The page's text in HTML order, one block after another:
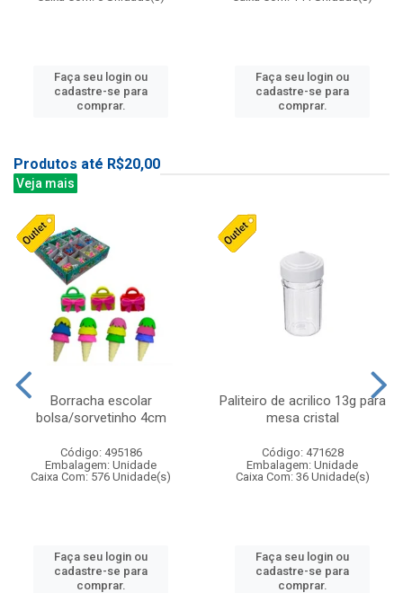
Faça seu login ou
cadastre-se para
comprar.
Faça seu login ou
cadastre-se para
comprar.
Produtos até R$20,00
Veja mais
Borracha escolar
bolsa/sorvetinho 4cm
Código: 495186
Embalagem: Unidade
Caixa Com: 576 Unidade(s)
Faça seu login ou
cadastre-se para
comprar.
Paliteiro de acrilico 13g para
mesa cristal
Código: 471628
Embalagem: Unidade
Caixa Com: 36 Unidade(s)
Faça seu login ou
cadastre-se para
comprar.